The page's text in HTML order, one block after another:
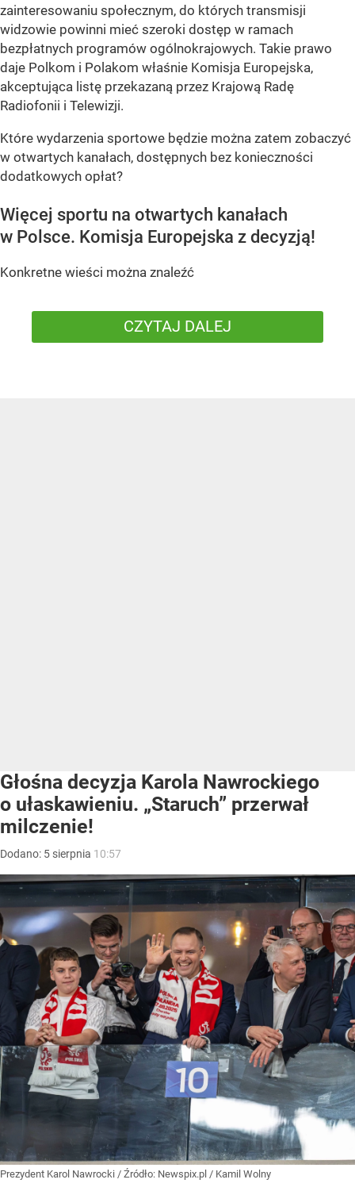
zainteresowaniu społecznym, do których transmisji
widzowie powinni mieć szeroki dostęp w ramach
bezpłatnych programów ogólnokrajowych. Takie prawo
daje Polkom i Polakom właśnie Komisja Europejska,
akceptująca listę przekazaną przez Krajową Radę
Radiofonii i Telewizji.
Które wydarzenia sportowe będzie można zatem zobaczyć
w otwartych kanałach, dostępnych bez konieczności
dodatkowych opłat?
Więcej sportu na otwartych kanałach
w Polsce. Komisja Europejska z decyzją!
Konkretne wieści można znaleźć
CZYTAJ DALEJ
Głośna decyzja Karola Nawrockiego
o ułaskawieniu. „Staruch” przerwał
milczenie!
Dodano: 5 sierpnia 10:57
Prezydent Karol Nawrocki / Źródło: Newspix.pl / Kamil Wolny